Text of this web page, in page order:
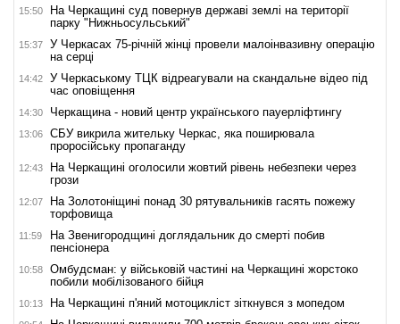
15:50
На Черкащині суд повернув державі землі на території
парку "Нижньосульський"
15:37
У Черкасах 75-річній жінці провели малоінвазивну операцію
на серці
14:42
У Черкаському ТЦК відреагували на скандальне відео під
час оповіщення
14:30 Черкащина - новий центр українського пауерліфтингу
13:06
СБУ викрила жительку Черкас, яка поширювала
проросійську пропаганду
12:43
На Черкащині оголосили жовтий рівень небезпеки через
грози
12:07
На Золотоніщині понад 30 рятувальників гасять пожежу
торфовища
11:59
На Звенигородщині доглядальник до смерті побив
пенсіонера
10:58
Омбудсман: у військовій частині на Черкащині жорстоко
побили мобілізованого бійця
10:13 На Черкащині п'яний мотоцикліст зіткнувся з мопедом